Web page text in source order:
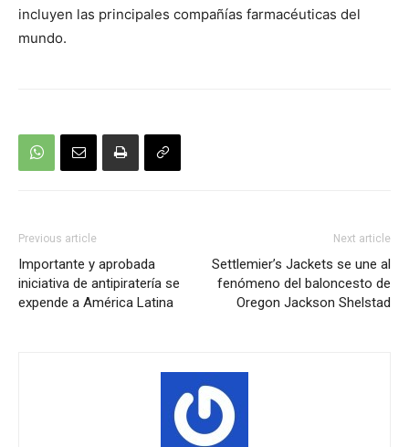
incluyen las principales compañías farmacéuticas del
mundo.
Previous article
Importante y aprobada
iniciativa de antipiratería se
expende a América Latina
Next article
Settlemier’s Jackets se une al
fenómeno del baloncesto de
Oregon Jackson Shelstad